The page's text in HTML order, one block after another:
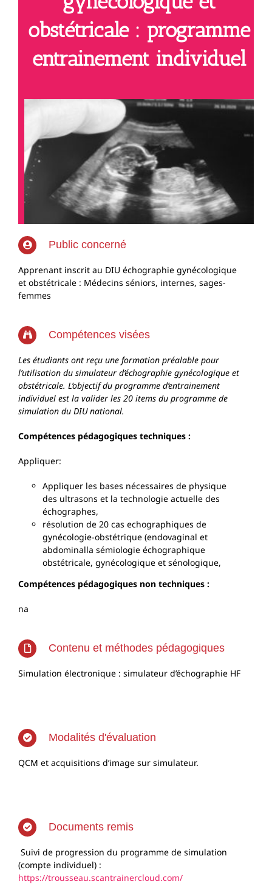
obstétricale : programme
entrainement individuel
Public concerné
Apprenant inscrit au DIU échographie gynécologique
et obstétricale : Médecins séniors, internes, sages-
femmes
Compétences visées
Les étudiants ont reçu une formation préalable pour
l’utilisation du simulateur d’échographie gynécologique et
obstétricale. L’objectif du programme d’entrainement
individuel est la valider les 20 items du programme de
simulation du DIU national.
Compétences pédagogiques techniques :
Appliquer:
Appliquer les bases nécessaires de physique
des ultrasons et la technologie actuelle des
échographes,
résolution de 20 cas echographiques de
gynécologie-obstétrique (endovaginal et
abdominalla sémiologie échographique
obstétricale, gynécologique et sénologique,
Compétences pédagogiques non techniques :
na
Contenu et méthodes pédagogiques
Simulation électronique : simulateur d’échographie HF
Modalités d'évaluation
QCM et acquisitions d’image sur simulateur.
Documents remis
Suivi de progression du programme de simulation
(compte individuel) :
https://trousseau.scantrainercloud.com/